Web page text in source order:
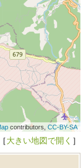
contributors, CC-BY-SA
［大きい地図で開く ］